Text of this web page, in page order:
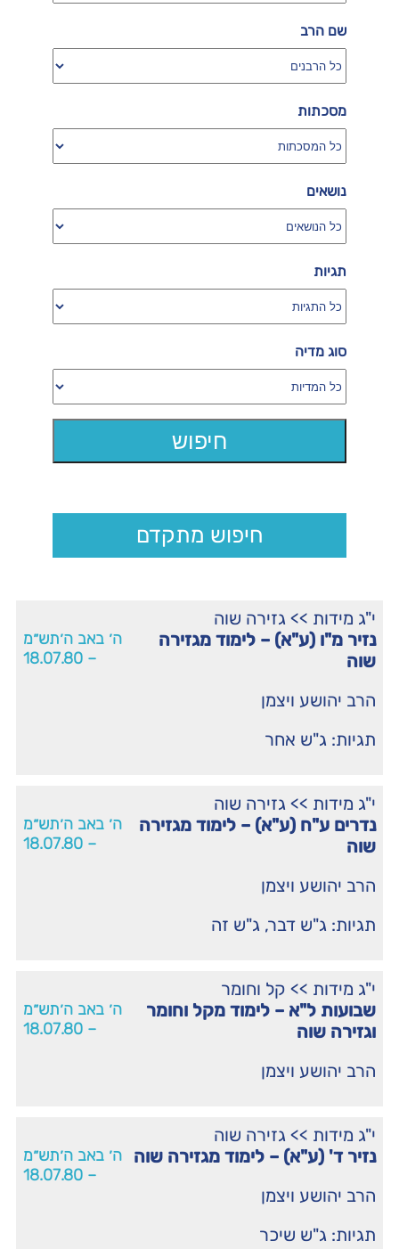
י"ג מידות >> גזירה שוה
נזיר מ"ו (ע"א) – לימוד מגזירה
שוה
הרב יהושע ויצמן
תגיות: ג"ש אחר
ה׳ באב ה׳תש״מ
– 18.07.80
י"ג מידות >> גזירה שוה
נדרים ע"ח (ע"א) – לימוד מגזירה
שוה
הרב יהושע ויצמן
תגיות: ג"ש דבר, ג"ש זה
ה׳ באב ה׳תש״מ
– 18.07.80
י"ג מידות >> קל וחומר
שבועות ל"א – לימוד מקל וחומר
וגזירה שוה
הרב יהושע ויצמן
ה׳ באב ה׳תש״מ
– 18.07.80
י"ג מידות >> גזירה שוה
נזיר ד' (ע"א) – לימוד מגזירה שוה
הרב יהושע ויצמן
תגיות: ג"ש שיכר
ה׳ באב ה׳תש״מ
– 18.07.80
שם הרב
מסכתות
נושאים
תגיות
סוג מדיה
חיפוש מתקדם